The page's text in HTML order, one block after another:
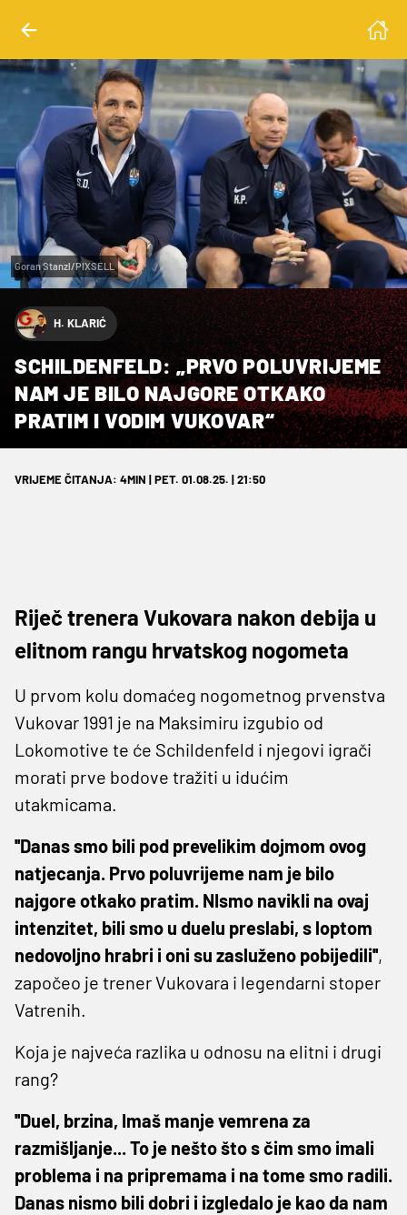
Goran Stanzl/PIXSELL
H. KLARIĆ
SCHILDENFELD: „PRVO POLUVRIJEME
NAM JE BILO NAJGORE OTKAKO
PRATIM I VODIM VUKOVAR“
VRIJEME ČITANJA: 4MIN | PET. 01.08.25. | 21:50
Riječ trenera Vukovara nakon debija u
elitnom rangu hrvatskog nogometa
U prvom kolu domaćeg nogometnog prvenstva
Vukovar 1991 je na Maksimiru izgubio od
Lokomotive te će Schildenfeld i njegovi igrači
morati prve bodove tražiti u idućim
utakmicama.
''Danas smo bili pod prevelikim dojmom ovog
natjecanja. Prvo poluvrijeme nam je bilo
najgore otkako pratim. NIsmo navikli na ovaj
intenzitet, bili smo u duelu preslabi, s loptom
nedovoljno hrabri i oni su zasluženo pobijedili'',
započeo je trener Vukovara i legendarni stoper
Vatrenih.
Koja je najveća razlika u odnosu na elitni i drugi
rang?
''Duel, brzina, Imaš manje vemrena za
razmišljanje... To je nešto što s čim smo imali
problema i na pripremama i na tome smo radili.
Danas nismo bili dobri i izgledalo je kao da nam